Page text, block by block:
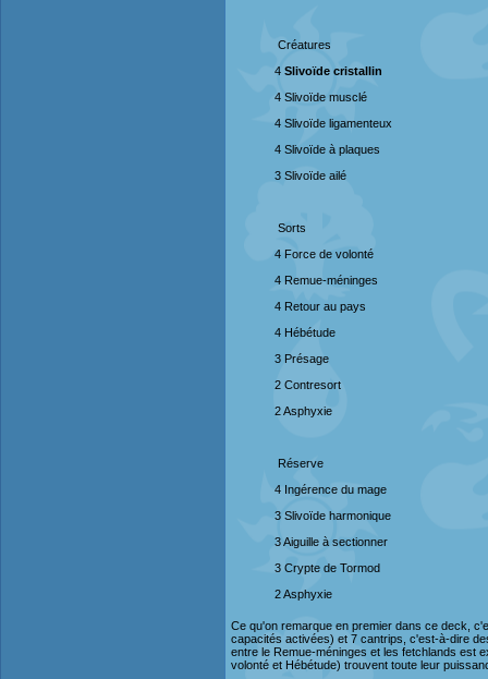
Créatures
4 Slivoïde cristallin
4 Slivoïde musclé
4 Slivoïde ligamenteux
4 Slivoïde à plaques
3 Slivoïde ailé
Sorts
4 Force de volonté
4 Remue-méninges
4 Retour au pays
4 Hébétude
3 Présage
2 Contresort
2 Asphyxie
Réserve
4 Ingérence du mage
3 Slivoïde harmonique
3 Aiguille à sectionner
3 Crypte de Tormod
2 Asphyxie
Ce qu'on remarque en premier dans ce deck,
capacités activées) et 7 cantrips, c'est-à-dire
entre le Remue-méninges et les fetchlands est
volonté et Hébétude) trouvent toute leur